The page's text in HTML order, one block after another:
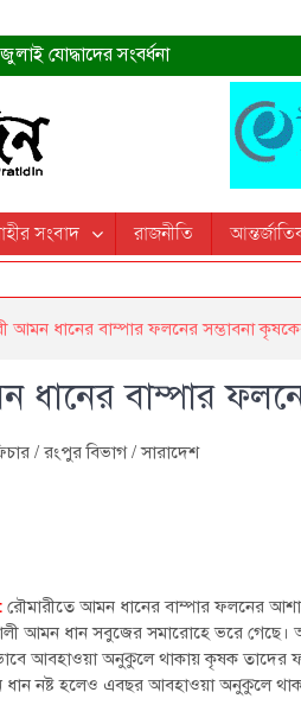
যোদ্ধাদের সংবর্ধনা
ডা. শফিকুর রহমান
করলেন প্রধানমন্ত্রী
অ্যাসিস্টে সান্তোস
প্রধান হলেন
শ্রদ্ধার সাথে স্মরণ করবে: ভূমিমন্ত্রী
সংবাদ রাজনীতি
আমন ধানের বাম্পার ফলনের সম্ভাবনা
ধানের বাম্পার
/রংপুর বিভাগ/সারাদেশ
রৌমারীতে আমন ধানের বাম্পার ফলনের
আমন ধান সবুজের সমারোহে ভরে
আবহাওয়া অনুকুলে থাকায় কৃষক তাদের
ধান নষ্ট হলেও এবছর আবহাওয়া অনুকুলে